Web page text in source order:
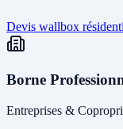
Devis wallbox
Borne
Entreprises &